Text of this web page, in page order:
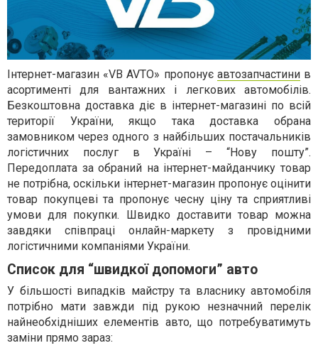
Інтернет-магазин «VB AVTO» пропонує автозапчастинив
асортименті для вантажних і легкових автомобілів.
Безкоштовна доставка діє в інтернет-магазині по всій
території України, якщо така доставка обрана
замовником через одного з найбільших постачальників
логістичних послуг в Україні – “Нову пошту”.
Передоплата за обраний на інтернет-майданчику товар
не потрібна, оскільки інтернет-магазин пропонує оцінити
товар покупцеві та пропонує чесну ціну та сприятливі
умови для покупки. Швидко доставити товар можна
завдяки співпраці онлайн-маркету з провідними
логістичними компаніями України.
Список для “швидкої допомоги” авто
У більшості випадків майстру та власнику автомобіля
потрібно мати завжди під рукою незначний перелік
найнеобхідніших елементів авто, що потребуватимуть
заміни прямо зараз: